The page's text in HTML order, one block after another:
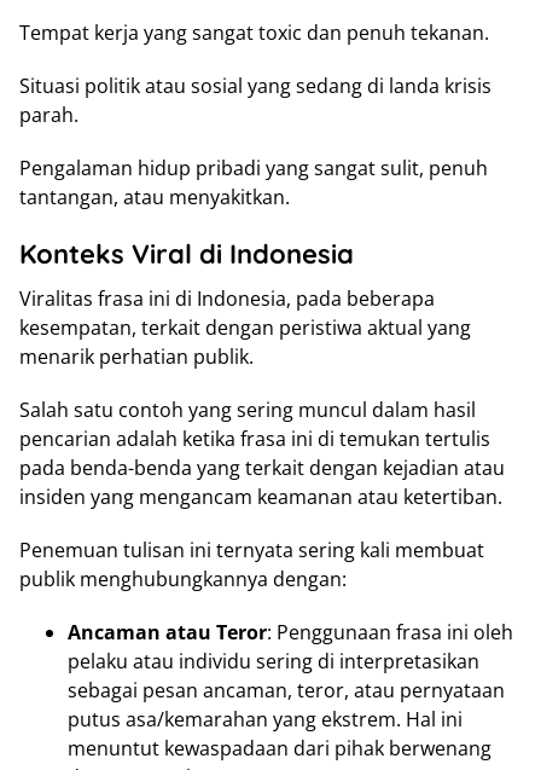
Tempat kerja yang sangat toxic dan penuh tekanan.
Situasi politik atau sosial yang sedang di landa krisis
parah.
Pengalaman hidup pribadi yang sangat sulit, penuh
tantangan, atau menyakitkan.
Konteks Viral di Indonesia
Viralitas frasa ini di Indonesia, pada beberapa
kesempatan, terkait dengan peristiwa aktual yang
menarik perhatian publik.
Salah satu contoh yang sering muncul dalam hasil
pencarian adalah ketika frasa ini di temukan tertulis
pada benda-benda yang terkait dengan kejadian atau
insiden yang mengancam keamanan atau ketertiban.
Penemuan tulisan ini ternyata sering kali membuat
publik menghubungkannya dengan:
Ancaman atau Teror: Penggunaan frasa ini oleh
pelaku atau individu sering di interpretasikan
sebagai pesan ancaman, teror, atau pernyataan
putus asa/kemarahan yang ekstrem. Hal ini
menuntut kewaspadaan dari pihak berwenang